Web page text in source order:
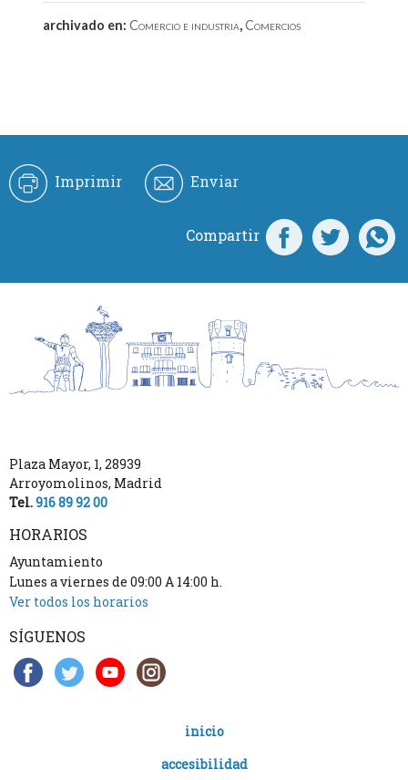
archivado en:Comercio e industria,Comercios
Imprimir Enviar
Compartir
Plaza Mayor, 1, 28939
Arroyomolinos, Madrid
Tel.916 89 92 00
HORARIOS
Ayuntamiento
Lunes a viernes de 09:00 A 14:00 h.
Ver todos los horarios
SÍGUENOS
inicio
accesibilidad